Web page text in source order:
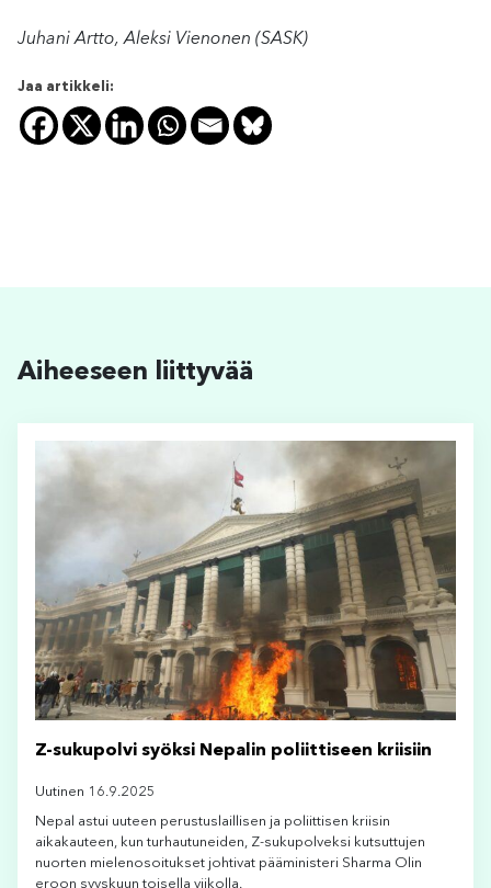
Juhani Artto, Aleksi Vienonen (SASK)
Jaa artikkeli:
Aiheeseen liittyvää
Z-sukupolvi syöksi Nepalin poliittiseen kriisiin
Uutinen 16.9.2025
Nepal astui uuteen perustuslaillisen ja poliittisen kriisin
aikakauteen, kun turhautuneiden, Z-sukupolveksi kutsuttujen
nuorten mielenosoitukset johtivat pääministeri Sharma Olin
eroon syyskuun toisella viikolla.